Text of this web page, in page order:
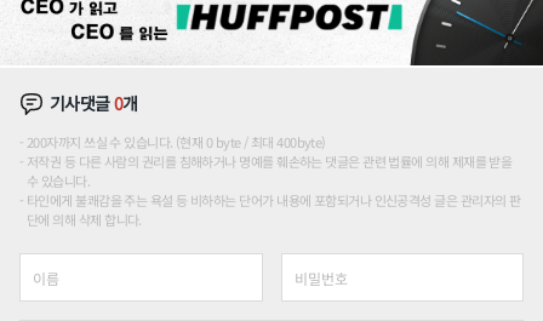
기사댓글0개
200자까지 쓰실 수 있습니다. (현재 0 byte / 최대 400byte)
저작권 등 다른 사람의 권리를 침해하거나 명예를 훼손하는 댓글은 관련 법률에 의해 제재를 받을
수 있습니다.
타인에게 불쾌감을 주는 욕설 등 비하하는 단어가 내용에 포함되거나 인신공격성 글은 관리자의 판
단에 의해 삭제 합니다.